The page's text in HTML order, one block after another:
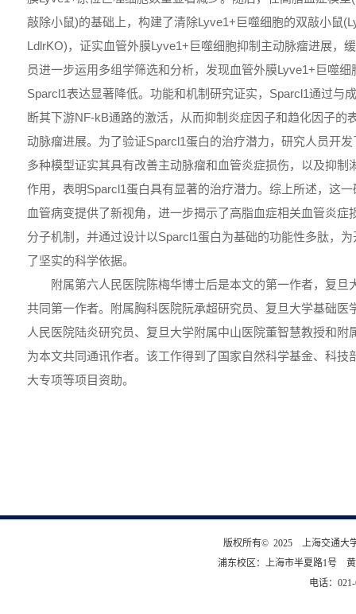
版权所有© 2025 上海交通大
浦东校区：上海市半夏路1号
电话：
敲除小鼠)的基础上，构建了清除Lyve1+巨噬细胞的双敲小鼠
LdlrKO)，证实血管外膜Lyve1+巨噬细胞抑制主动脉瘤进展，
员进一步运用多组学筛选和分析，发现血管外膜Lyve1+巨噬
Sparcl1表达显著降低。功能和机制研究证实，Sparcl1通过与
断其下游NF-kB通路的激活，从而抑制炎症因子和趋化因子的
动脉瘤进展。为了验证Sparcl1蛋白的治疗潜力，研究人员开
多种模型证实其具有改善主动脉瘤和血管炎症损伤，以及抑制
作用，表明Sparcl1蛋白具有显著的治疗潜力。综上所述，这
血管病变提供了新视角，进一步揭示了高脂血症相关血管炎症
分子机制，并通过设计以Sparcl1蛋白为基础的功能性多肽，
了坚实的科学依据。
附属第六人民医院陈梅华博士后是本文的第一作者，复旦
共同第一作者。附属胸科医院阮承超研究员、复旦大学基础医
人民医院陆炎研究员、复旦大学附属中山医院董智慧教授和附
为本文共同通讯作者。该工作得到了国家自然科学基金、科技
大专项等项目资助。